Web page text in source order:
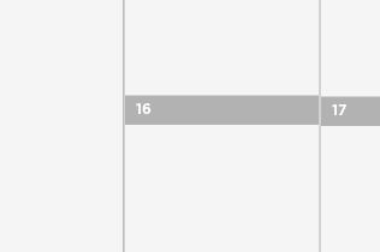
16 17